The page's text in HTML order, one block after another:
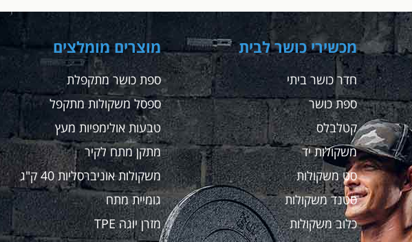
מכשירי כושר לבית
חדר כושר ביתי
ספת כושר
קטלבלס
משקולות יד
סט משקולות
סטנד משקולות
כלוב משקולות
מוצרים מומלצים
ספת כושר מתקפלת
ספסל משקולות מתקפל
טבעות אולימפיות מעץ
מתקן מתח לקיר
משקולות אוניברסליות 40 ק"ג
גומיית מתח
מזרן יוגה TPE